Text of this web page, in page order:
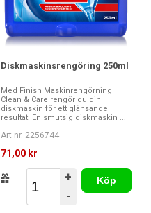
Diskmaskinsrengöring 250ml
Med Finish Maskinrengörning
Clean & Care rengör du din
diskmaskin för ett glänsande
resultat. En smutsig diskmaskin ...
Art nr. 2256744
71,00 kr
+
-
Köp